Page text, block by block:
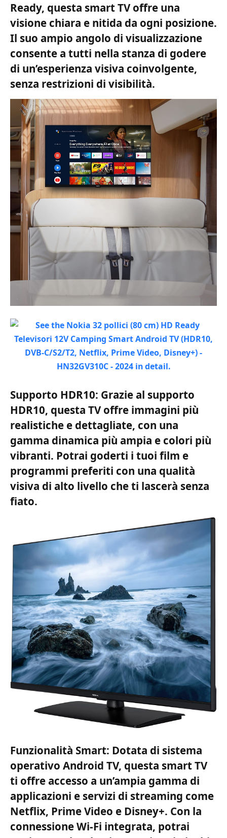
Ready, questa smart TV offre una
visione chiara e nitida da ogni posizione.
Il suo ampio angolo di visualizzazione
consente a tutti nella stanza di godere
di un’esperienza visiva coinvolgente,
senza restrizioni di visibilità.
Supporto HDR10: Grazie al supporto
HDR10, questa TV offre immagini più
realistiche e dettagliate, con una
gamma dinamica più ampia e colori più
vibranti. Potrai goderti i tuoi film e
programmi preferiti con una qualità
visiva di alto livello che ti lascerà senza
fiato.
Funzionalità Smart: Dotata di sistema
operativo Android TV, questa smart TV
ti offre accesso a un’ampia gamma di
applicazioni e servizi di streaming come
Netflix, Prime Video e Disney+. Con la
connessione Wi-Fi integrata, potrai